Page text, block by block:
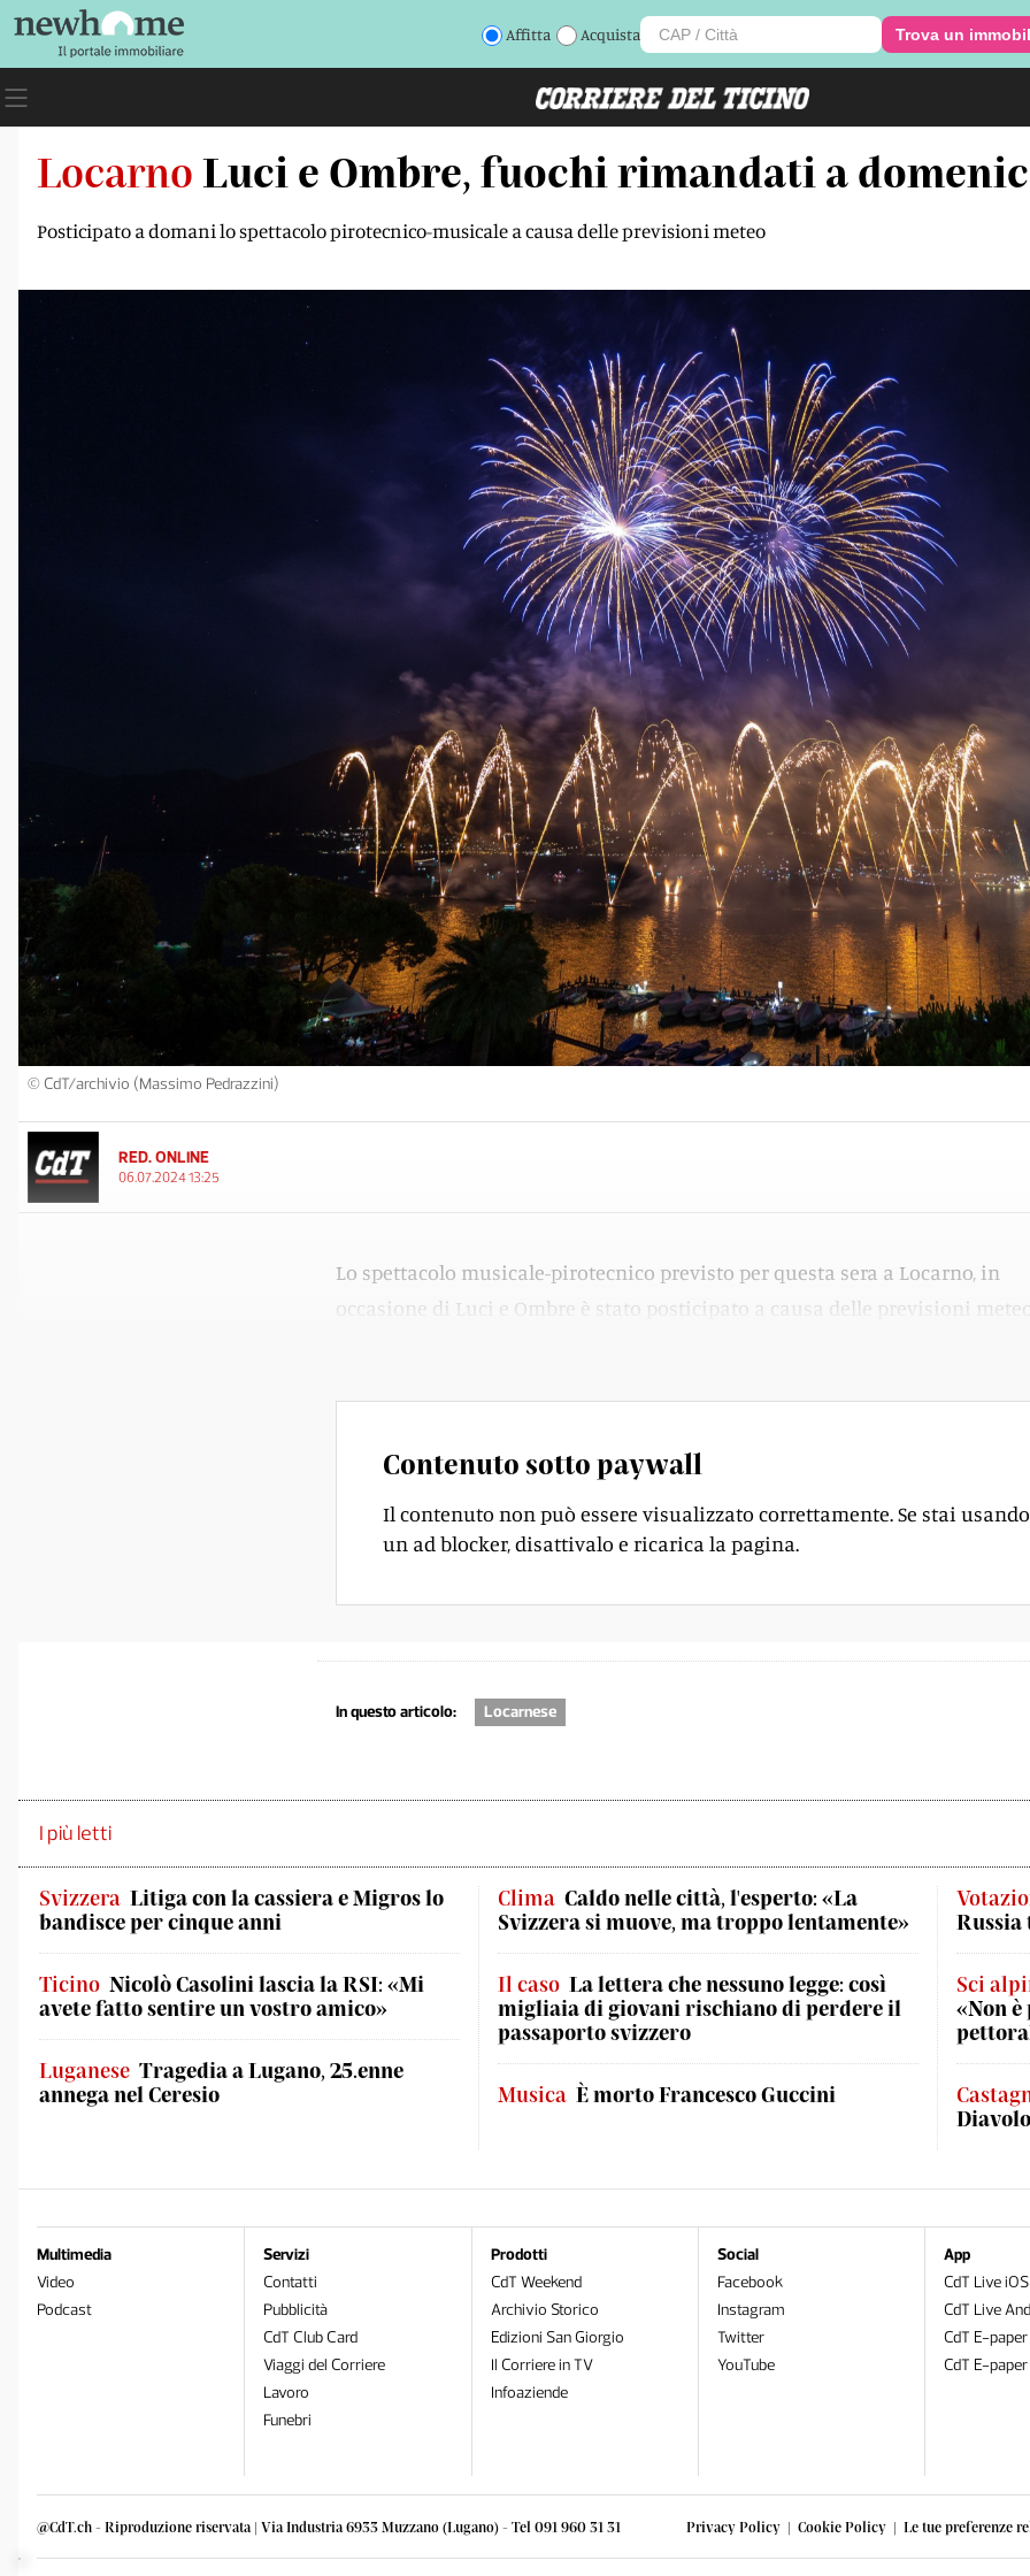
Affitta Acquista Trova un
Locarno Luci e Ombre, fuochi rimandati a
Posticipato a domani lo spettacolo pirotecnico-musicale a causa delle previsioni meteo
© CdT/archivio (Massimo Pedrazzini)
RED. ONLINE
06.07.2024 13:25
Lo spettacolo musicale-pirotecnico previsto per questa sera a Locarno, in
occasione di Luci e Ombre è stato posticipato a causa delle previsioni
Contenuto sotto paywall
Il contenuto non può essere visualizzato correttamente. Se stai usando
un ad blocker, disattivalo e ricarica la pagina.
In questo articolo: Locarnese
I più letti
Svizzera Litiga con la cassiera e Migros lo
bandisce per cinque anni
Ticino Nicolò Casolini lascia la RSI: «Mi
avete fatto sentire un vostro amico»
Luganese Tragedia a Lugano, 25.enne
annega nel Ceresio
Clima Caldo nelle città, l'esperto: «La
Svizzera si muove, ma troppo lentamente»
Il caso La lettera che nessuno legge: così
migliaia di giovani rischiano di perdere il
passaporto svizzero
Musica È morto Francesco Guccini
Russia
Sci
«Non
@CdT.ch - Riproduzione riservata | Via Industria 6933 Muzzano (Lugano) - Tel 091 960 31 31 Privacy Policy| Cookie Policy| Le tue preferenze
Multimedia
Video
Podcast
Servizi
Contatti
Pubblicità
CdT Club Card
Viaggi del Corriere
Lavoro
Funebri
Prodotti
CdT Weekend
Archivio Storico
Edizioni San Giorgio
Il Corriere in TV
Infoaziende
Social
Facebook
Instagram
Twitter
YouTube
App
CdT Live iOS
CdT Live
CdT E-
CdT E-